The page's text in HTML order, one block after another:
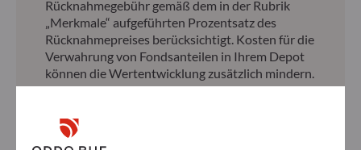
Rücknahmegebühr gemäß dem in der Rubrik
„Merkmale“ aufgeführten Prozentsatz des
Rücknahmepreises berücksichtigt. Kosten für die
Verwahrung von Fondsanteilen in Ihrem Depot
können die Wertentwicklung zusätzlich mindern.
**Die EU-Verordnung zur Offenlegung von
Nachhaltigkeitsinformationen (Sustainable